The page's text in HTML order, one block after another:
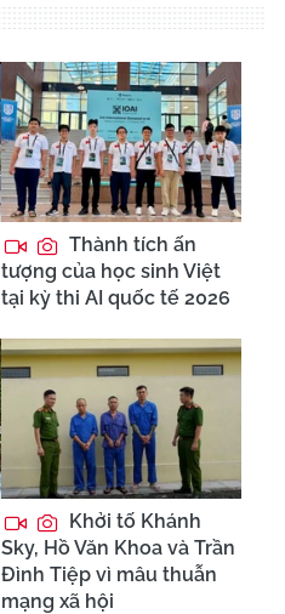
Thành tích ấn
tượng của học sinh Việt
tại kỳ thi AI quốc tế 2026
Khởi tố Khánh
Sky, Hồ Văn Khoa và Trần
Đình Tiệp vì mâu thuẫn
mạng xã hội